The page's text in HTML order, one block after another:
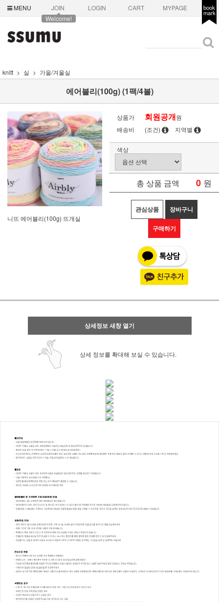
MENU
JOIN
Welcome!
LOGIN CART MYPAGE book
mark
knitt 실 가을/겨울실
에어블리(100g) (1팩/4볼)
니뜨 에어블리(100g) 뜨개실
상품가 회원공개원
배송비
(조건) 지역별
색상
총 상품 금액 0 원
관심상품 장바구니
구매하기
상세정보 새창 열기
상세 정보를 확대해 보실 수 있습니다.